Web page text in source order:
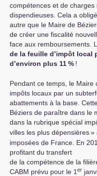
compétences et de
dispendieuses. Cela a
autre que le Maire de
de créer une fiscalité
face aux remboursements.
de la feuille d’impôt local
d’environ plus 11% !
Pendant ce temps, le
impôts locaux par un
abattements à la base.
Béziers de paraître dans le
dans la rubrique spécial
villes les plus dépensières»
imposées de France. En
profitant du transfert
de la compétence de la
CABM prévu pour le 1 er